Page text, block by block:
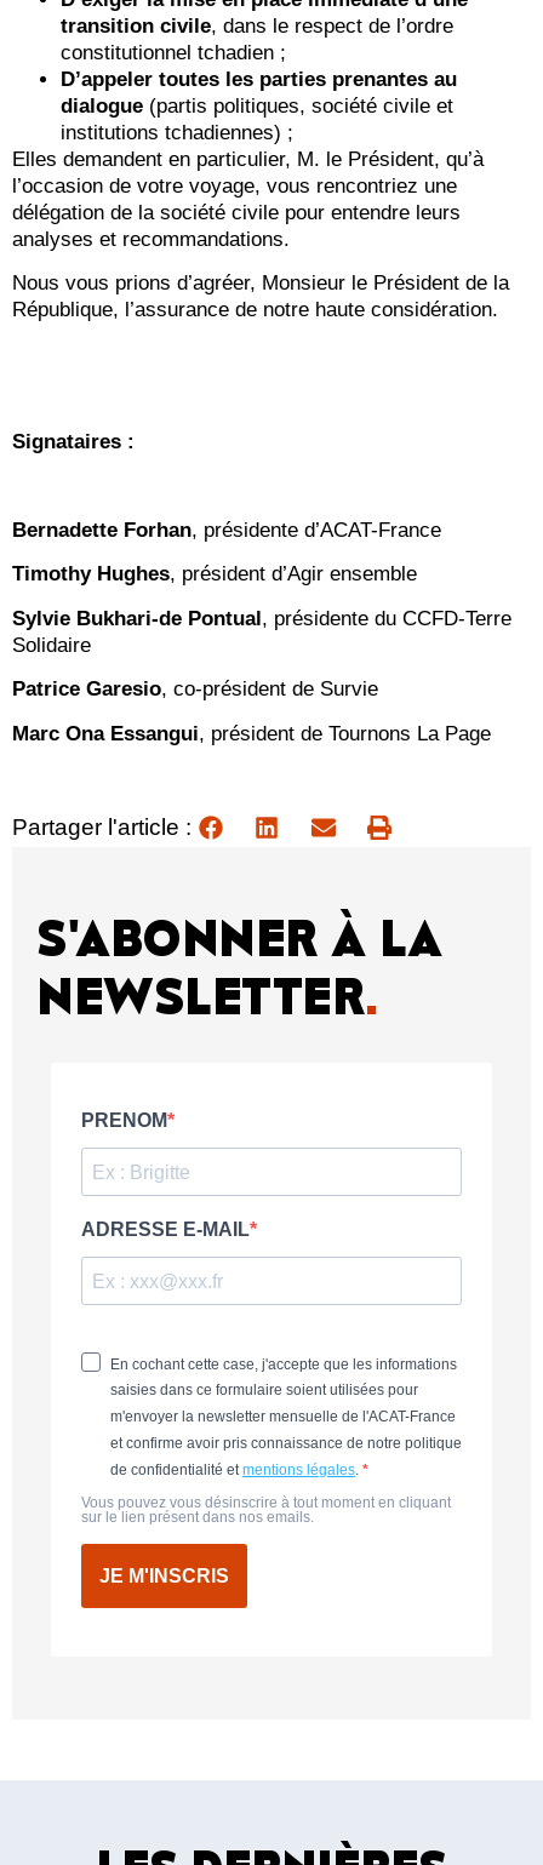
transition civile, dans le respect de l’ordre
constitutionnel tchadien ;
D’appeler toutes les parties prenantes au
dialogue (partis politiques, société civile et
institutions tchadiennes) ;
Elles demandent en particulier, M. le Président, qu’à
l’occasion de votre voyage, vous rencontriez une
délégation de la société civile pour entendre leurs
analyses et recommandations.
Nous vous prions d’agréer, Monsieur le Président de la
République, l’assurance de notre haute considération.
Signataires :
Bernadette Forhan, présidente d’ACAT-France
Timothy Hughes, président d’Agir ensemble
Sylvie Bukhari-de Pontual, présidente du CCFD-Terre
Solidaire
Patrice Garesio, co-président de Survie
Marc Ona Essangui, président de Tournons La Page
Partager l'article :
S'ABONNER À LA
NEWSLETTER.
PRENOM
ADRESSE E-MAIL
En cochant cette case, j'accepte que les informations
saisies dans ce formulaire soient utilisées pour
m'envoyer la newsletter mensuelle de l'ACAT-France
et confirme avoir pris connaissance de notre politique
de confidentialité etmentions légales.
Vous pouvez vous désinscrire à tout moment en cliquant
sur le lien présent dans nos emails.
JE M'INSCRIS